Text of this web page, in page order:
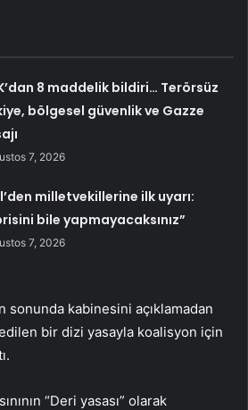
8 maddelik bildiri… Terörsüz
bölgesel güvenlik ve Gazze
7, 2026
milletvekillerine ilk uyarı:
bile yapmayacaksınız”
7, 2026
sonunda kabinesini açıklamadan
bir dizi yasayla koalisyon için
“Deri yasası” olarak